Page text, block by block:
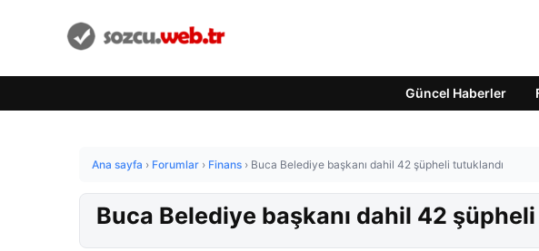
Güncel Haberler
Ana sayfa › Forumlar › Finans › Buca Belediye başkanı dahil 42 şüpheli tutuklandı
Buca Belediye başkanı dahil 42